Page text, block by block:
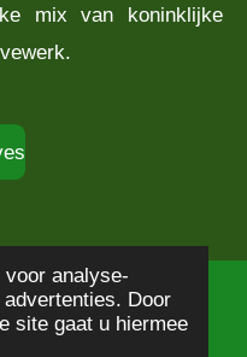
analyse-
Door
site gaat u hiermee
mix van koninklijke